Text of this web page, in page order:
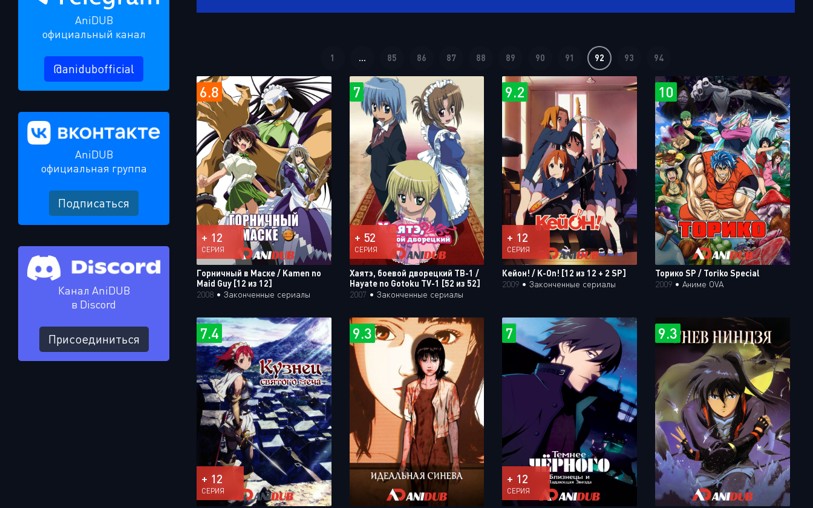
AniDUB
официальный канал
@anidubofficial
AniDUB
официальная группа
Подписаться
Канал AniDUB
в Discord
Присоединиться
1 ... 85 86 87 88 89 90 91 92 93 94
6.8
+ 12
СЕРИЯ
Горничный в Маске / Kamen no
Maid Guy [12 из 12]
2008 • Законченные сериалы
7
+ 52
СЕРИЯ
Хаятэ, боевой дворецкий ТВ-1 /
Hayate no Gotoku TV-1 [52 из 52]
2007 • Законченные сериалы
9.2
+ 12
СЕРИЯ
Кейон! / K-On! [12 из 12 + 2 SP]
2009 •Законченные сериалы
10
Торико SP / Toriko Special
2009 •Аниме OVA
7.4
+ 12
СЕРИЯ
9.3 7
+ 12
СЕРИЯ
9.3